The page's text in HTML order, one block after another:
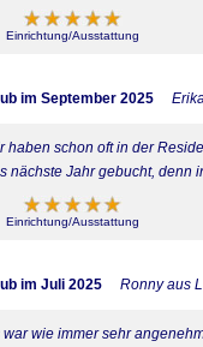
Einrichtung/Ausstattung
im September 2025
haben schon oft in der
nächste Jahr gebucht, denn
Einrichtung/Ausstattung
im Juli 2025 Ronny aus
war wie immer sehr